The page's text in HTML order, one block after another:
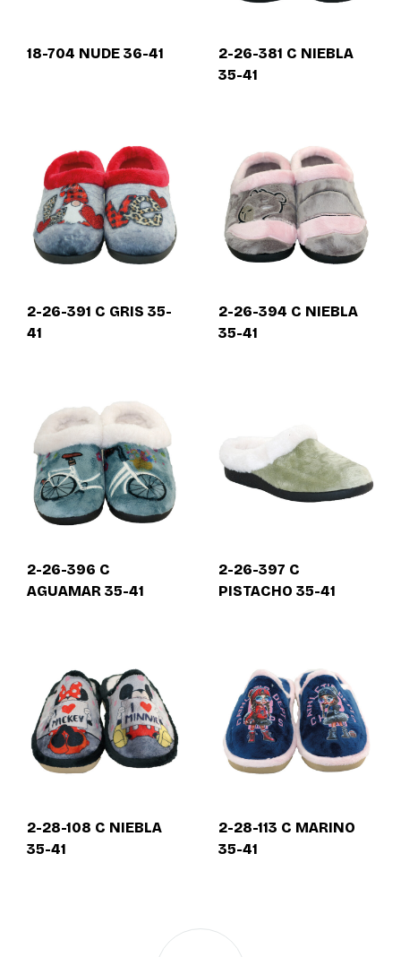
18-704 NUDE 36-41
2-26-381 C NIEBLA
35-41
2-26-391 C GRIS 35-
41
2-26-394 C NIEBLA
35-41
2-26-396 C
AGUAMAR 35-41
2-26-397 C
PISTACHO 35-41
2-28-108 C NIEBLA
35-41
2-28-113 C MARINO
35-41